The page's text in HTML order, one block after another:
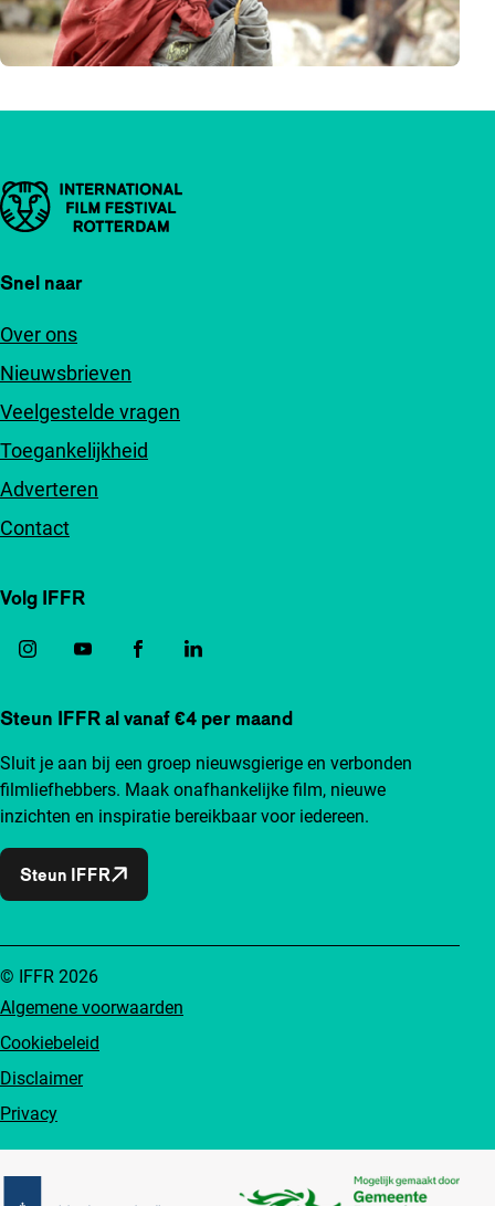
Belangrijke links
Snel naar
Over ons
Nieuwsbrieven
Veelgestelde vragen
Toegankelijkheid
Adverteren
Contact
Volg IFFR
Steun IFFR al vanaf €4 per maand
Sluit je aan bij een groep nieuwsgierige en verbonden
filmliefhebbers. Maak onafhankelijke film, nieuwe
inzichten en inspiratie bereikbaar voor iedereen.
Steun IFFR
Algemene voorwaarden
Cookiebeleid
Disclaimer
Privacy
© IFFR 2026